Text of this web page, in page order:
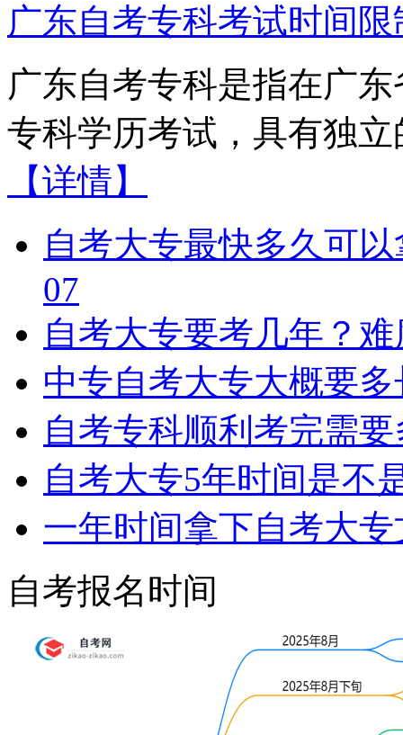
广东自考专科考试时间
广东自考专科是指在广
专科学历考试，具有独
【详情】
自考大专最快多久可
07
自考大专要考几年？
中专自考大专大概要
自考专科顺利考完需
自考大专5年时间是不
一年时间拿下自考大
自考报名时间